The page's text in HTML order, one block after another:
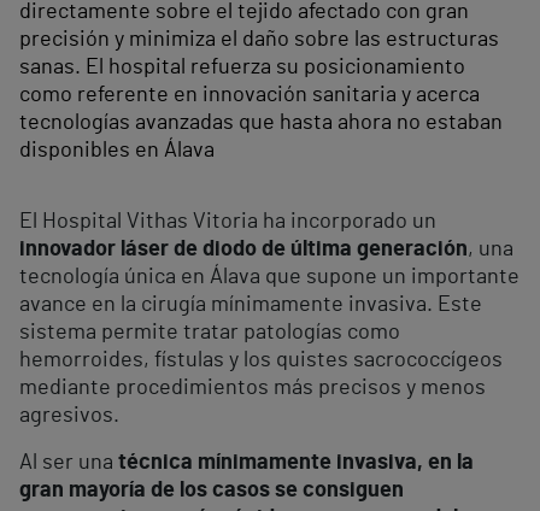
directamente sobre el tejido afectado con gran
precisión y minimiza el daño sobre las estructuras
sanas. El hospital refuerza su posicionamiento
como referente en innovación sanitaria y acerca
tecnologías avanzadas que hasta ahora no estaban
disponibles en Álava
El Hospital Vithas Vitoria ha incorporado un
innovador láser de diodo de última generación, una
tecnología única en Álava que supone un importante
avance en la cirugía mínimamente invasiva. Este
sistema permite tratar patologías como
hemorroides, fístulas y los quistes sacrococcígeos
mediante procedimientos más precisos y menos
agresivos.
Al ser una técnica mínimamente invasiva, en la
gran mayoría de los casos se consiguen